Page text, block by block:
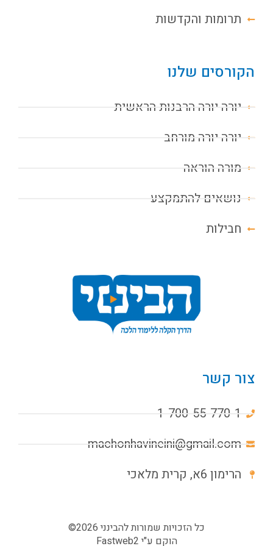
תרומות והקדשות
הקורסים שלנו
יורה יורה הרבנות הראשית
יורה יורה מורחב
מורה הוראה
נושאים להתמקצע
חבילות
צור קשר
1-700-55-770-1
machonhavineini@gmail.com
הרימון 6א, קרית מלאכי
כל הזכויות שמורות להבינני 2026©
הוקם ע"י Fastweb2